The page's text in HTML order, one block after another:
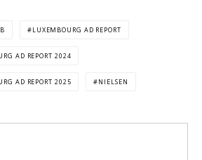
LUXEMBOURG AD REPORT
AD REPORT 2024
AD REPORT 2025 NIELSEN